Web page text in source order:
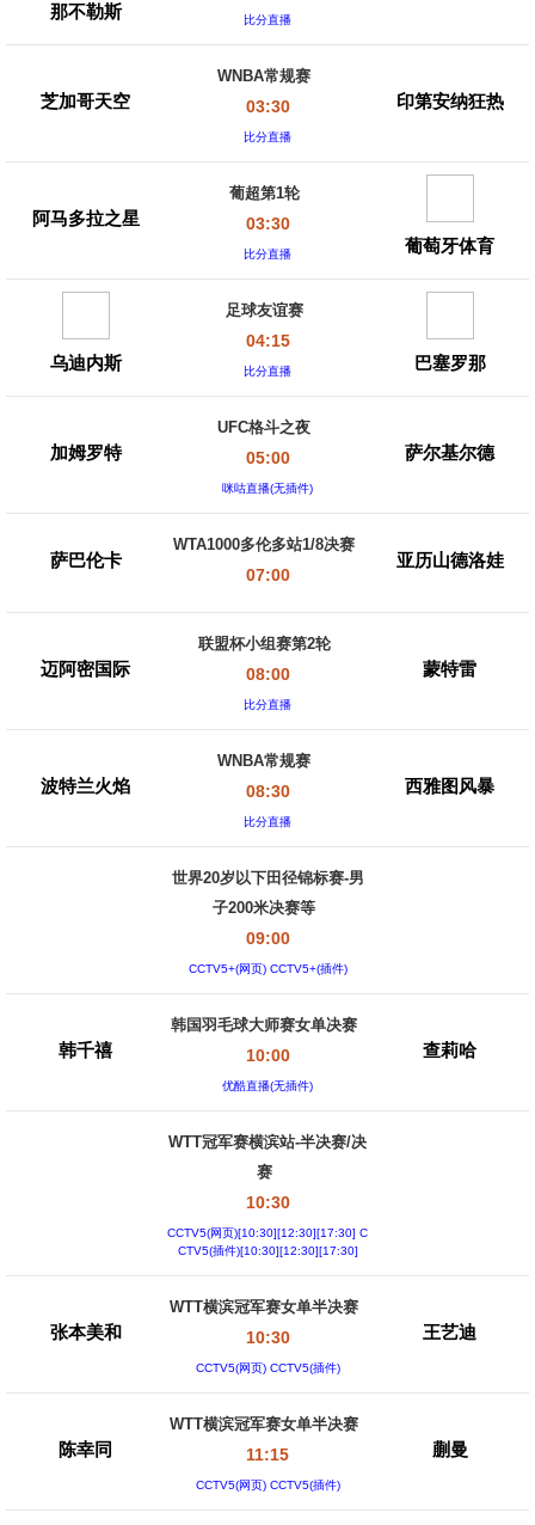
那不勒斯 比分直播
芝加哥天空
WNBA常规赛
03:30
比分直播
印第安纳狂热
阿马多拉之星
葡超第1轮
03:30
比分直播 葡萄牙体育
乌迪内斯
足球友谊赛
04:15
比分直播 巴塞罗那
加姆罗特
UFC格斗之夜
05:00
咪咕直播(无插件)
萨尔基尔德
萨巴伦卡
WTA1000多伦多站1/8决赛
07:00
亚历山德洛娃
迈阿密国际
联盟杯小组赛第2轮
08:00
比分直播
蒙特雷
波特兰火焰
WNBA常规赛
08:30
比分直播
西雅图风暴
世界20岁以下田径锦标赛-男
子200米决赛等
09:00
CCTV5+(网页) CCTV5+(插件)
韩千禧
韩国羽毛球大师赛女单决赛
10:00
优酷直播(无插件)
查莉哈
WTT冠军赛横滨站-半决赛/决
赛
10:30
CCTV5(网页)[10:30][12:30][17:30] C
CTV5(插件)[10:30][12:30][17:30]
张本美和
WTT横滨冠军赛女单半决赛
10:30
CCTV5(网页) CCTV5(插件)
王艺迪
陈幸同
WTT横滨冠军赛女单半决赛
11:15
CCTV5(网页) CCTV5(插件)
蒯曼